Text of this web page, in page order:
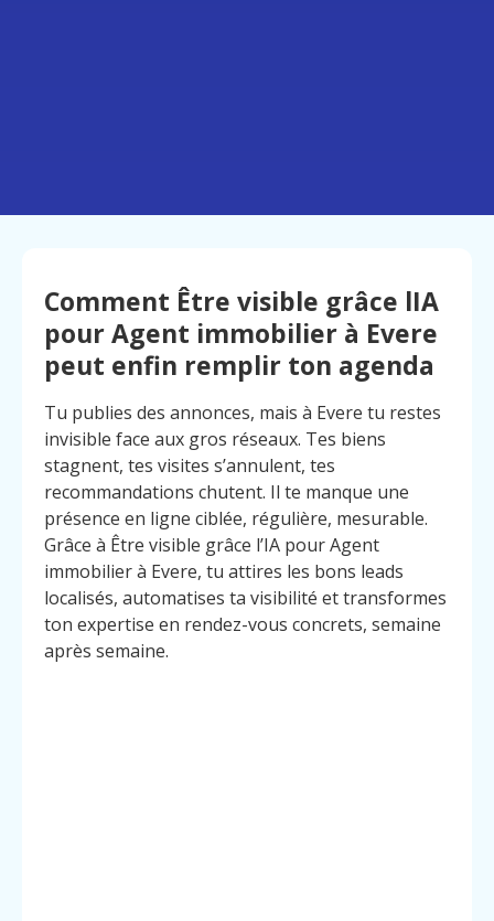
Comment Être visible grâce lIA
pour Agent immobilier à Evere
peut enfin remplir ton agenda
Tu publies des annonces, mais à Evere tu restes
invisible face aux gros réseaux. Tes biens
stagnent, tes visites s’annulent, tes
recommandations chutent. Il te manque une
présence en ligne ciblée, régulière, mesurable.
Grâce à Être visible grâce l’IA pour Agent
immobilier à Evere, tu attires les bons leads
localisés, automatises ta visibilité et transformes
ton expertise en rendez-vous concrets, semaine
après semaine.